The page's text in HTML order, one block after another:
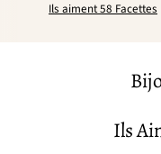
Ils aiment 58 Facettes
Ils